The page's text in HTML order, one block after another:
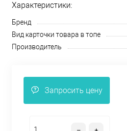
Характеристики:
Бренд
Вид карточки товара в топе
Производитель
Запросить цену